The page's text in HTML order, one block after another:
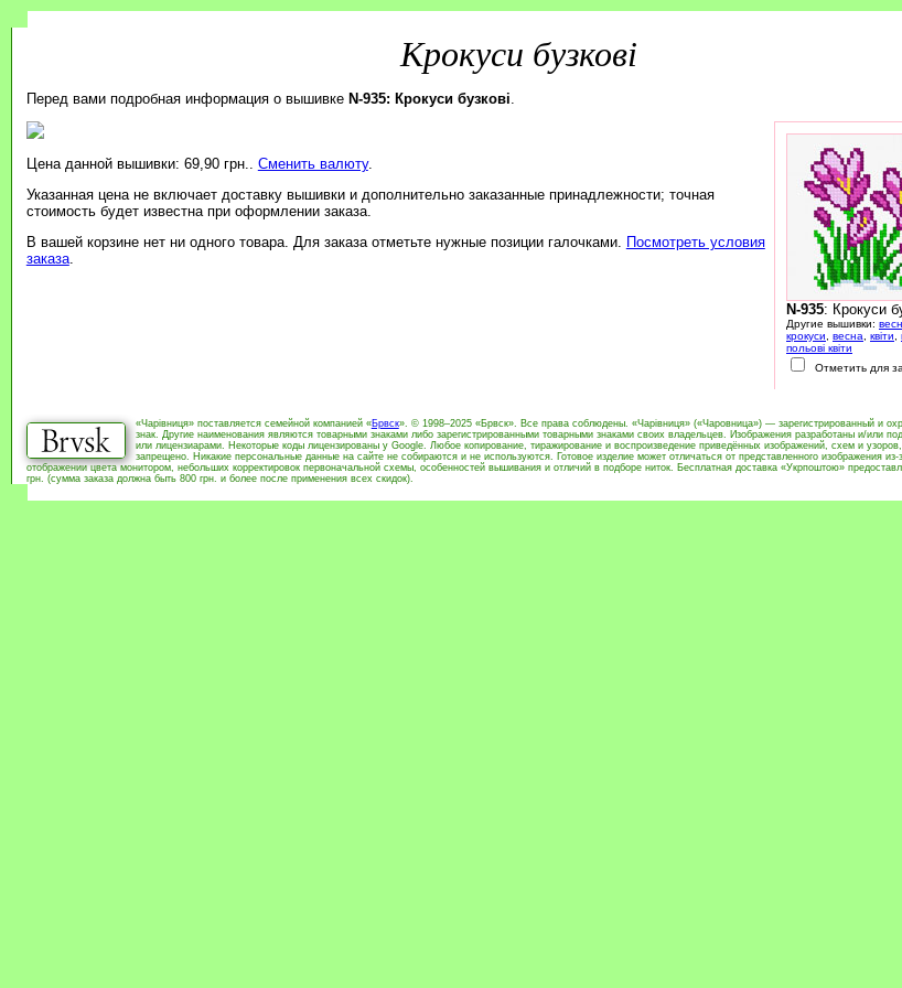
Крокуси бузкові
Перед вами подробная информация о вышивке N-935: Крокуси бузкові
N-935: Крокуси
Другие вышивки:
крокуси
весна квіти
польові квіти
Отметить для
Цена данной вышивки: 69,90 грн.. Сменить валюту.
Указанная цена не включает доставку вышивки и дополнительно заказанные принадлежности; точная
стоимость будет известна при оформлении заказа.
В вашей корзине нет ни одного товара. Для заказа отметьте нужные позиции галочками.
Посмотреть условия
заказа.
«Чарівниця» поставляется семейной компанией «Брвск». © 1998–2025 «Брвск». Все права соблюдены. «Чарівниця» («Чаровница») — зарегистрированный и
знак. Другие наименования являются товарными знаками либо зарегистрированными товарными знаками своих владельцев. Изображения разработаны и/или
или лицензиарами. Некоторые коды лицензированы у Google. Любое копирование, тиражирование и воспроизведение приведённых изображений, схем и узоров,
запрещено. Никакие персональные данные на сайте не собираются и не используются. Готовое изделие может отличаться от представленного изображения из-
отображении цвета монитором, небольших корректировок первоначальной схемы, особенностей вышивания и отличий в подборе ниток. Бесплатная доставка «Укрпоштою»
грн. (сумма заказа должна быть 800 грн. и более после применения всех скидок).